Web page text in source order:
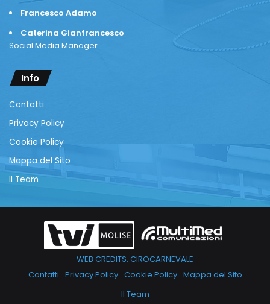
Francesco Adamo
Caterina Gianfrancesco
Social Media Manager
Info
Contatti
Privacy Policy
Cookie Policy
Mappa del Sito
Il Team
WEB CREDITS: CIROCARNEVALE
Contatti Privacy Policy Cookie Policy Mappa del Sito
Il Team